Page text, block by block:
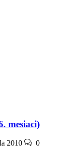
mesiaci)
2010 0